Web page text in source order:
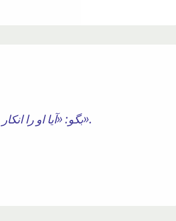
بگو: «آیا او را انکار می‌کنید که زمین را در دو روز آفرید؟ و دیگران را همتای او می‌دانید؟ او پروردگار جهانیان است».